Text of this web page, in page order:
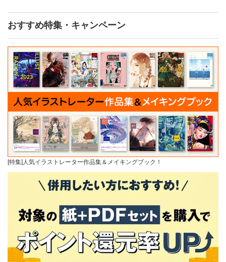
おすすめ特集・キャンペーン
[特集]人気イラストレーター作品集＆メイキングブック！